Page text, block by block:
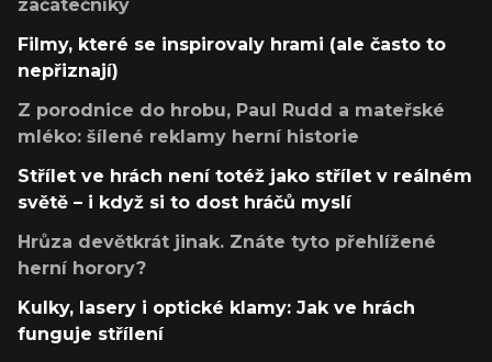
začátečníky
Filmy, které se inspirovaly hrami (ale často to
nepřiznají)
Z porodnice do hrobu, Paul Rudd a mateřské
mléko: šílené reklamy herní historie
Střílet ve hrách není totéž jako střílet v reálném
světě – i když si to dost hráčů myslí
Hrůza devětkrát jinak. Znáte tyto přehlížené
herní horory?
Kulky, lasery i optické klamy: Jak ve hrách
funguje střílení